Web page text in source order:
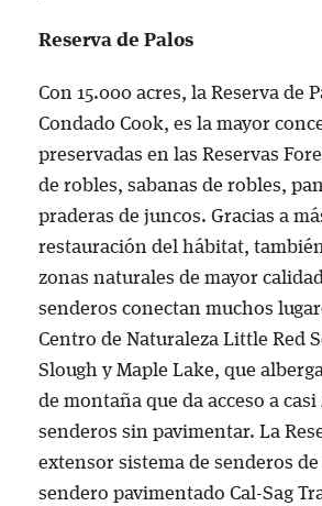
Reserva de Palos
Con 15.000 acres, la Reserva de
Condado Cook, es la mayor
preservadas en las Reservas
de robles, sabanas de robles,
praderas de juncos. Gracias a
restauración del hábitat,
zonas naturales de mayor
senderos conectan muchos
Centro de Naturaleza Little Red
Slough y Maple Lake, que
de montaña que da acceso a
senderos sin pavimentar. La
extensor sistema de senderos
sendero pavimentado Cal-Sag